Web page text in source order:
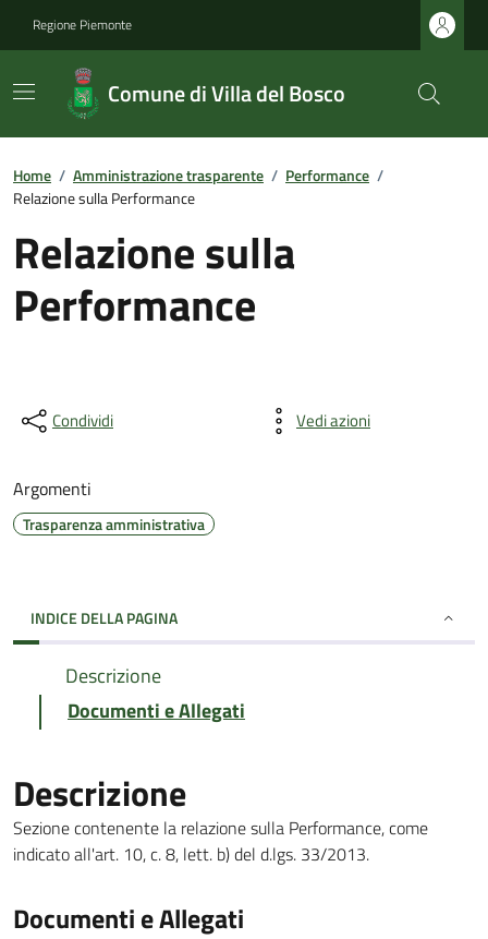
Regione Piemonte
Comune di Villa del Bosco
Home / Amministrazione trasparente / Performance /
Relazione sulla Performance
Relazione sulla
Performance
Condividi Vedi azioni
Argomenti
Trasparenza amministrativa
INDICE DELLA PAGINA
Descrizione
Documenti e Allegati
Descrizione
Sezione contenente la relazione sulla Performance, come
indicato all'art. 10, c. 8, lett. b) del d.lgs. 33/2013.
Documenti e Allegati